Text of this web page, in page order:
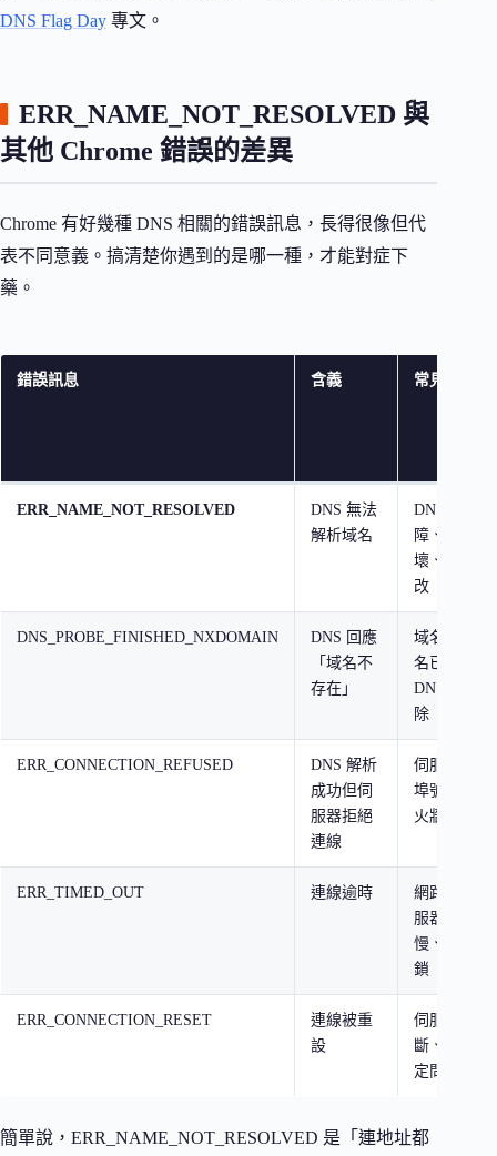
DNS Flag Day 專文。
ERR_NAME_NOT_RESOLVED 與
其他 Chrome 錯誤的差異
Chrome 有好幾種 DNS 相關的錯誤訊息，長得很像但代
表不同意義。搞清楚你遇到的是哪一種，才能對症下
藥。
錯誤訊息 含義 常見原因
ERR_NAME_NOT_RESOLVED
DNS 無法
解析域名
DNS 伺服
障、快取損
壞、hosts
改
DNS_PROBE_FINISHED_NXDOMAIN
DNS 回應
「域名不
存在」
域名拼錯、
名已過期、
DNS 紀錄
除
ERR_CONNECTION_REFUSED
DNS 解析
成功但伺
服器拒絕
連線
伺服器關閉
埠號錯誤、
火牆阻擋
ERR_TIMED_OUT 連線逾時
網路不穩、
服器回應過
慢、防火牆
鎖
ERR_CONNECTION_RESET
連線被重
設
伺服器強制
斷、MTU
定問題
簡單說，ERR_NAME_NOT_RESOLVED 是「連地址都